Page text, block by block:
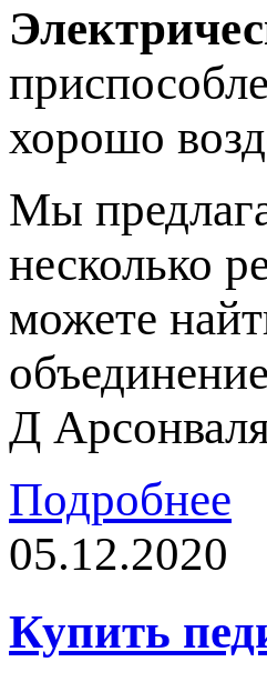
хорошо
Мы
несколько
можете
Д
Подробнее
05.12.2020
Купить